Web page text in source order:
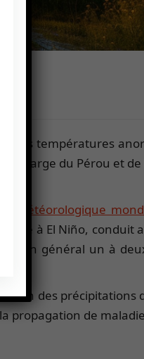
des températures
large du Pérou et de
météorologique
à El Niño, conduit
en général un à
des précipitations
propagation de